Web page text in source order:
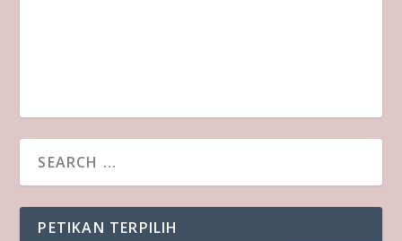
PETIKAN TERPILIH